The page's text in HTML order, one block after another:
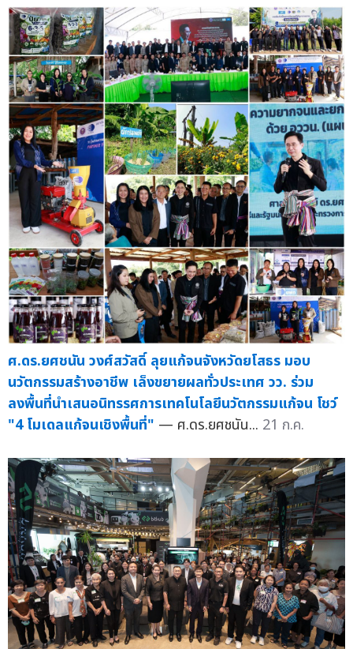
ศ.ดร.ยศชนัน วงศ์สวัสดิ์ ลุยแก้จนจังหวัดยโสธร มอบ
นวัตกรรมสร้างอาชีพ เล็งขยายผลทั่วประเทศ วว. ร่วม
ลงพื้นที่นำเสนอนิทรรศการเทคโนโลยีนวัตกรรมแก้จน โชว์
"4 โมเดลแก้จนเชิงพื้นที่" — ศ.ดร.ยศชนัน... 21 ก.ค.